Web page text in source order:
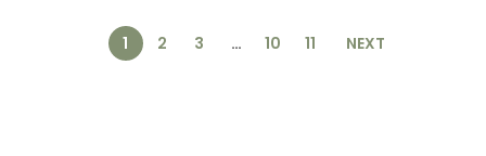
1 2 3 … 10 11 NEXT